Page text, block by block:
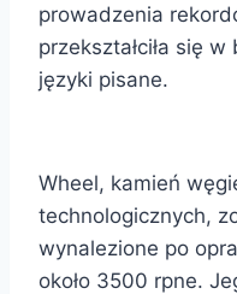
prowadzenia
przekształciła się
języki pisane.
Wheel, kamień
technologicznych,
wynalezione po
około 3500 rpne.